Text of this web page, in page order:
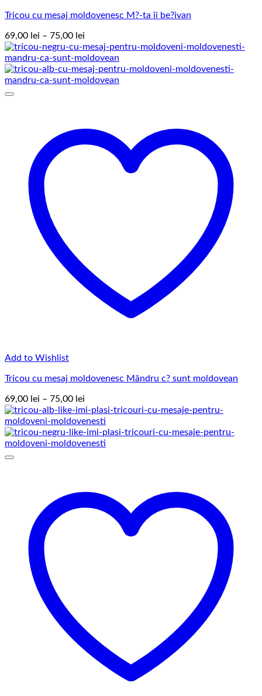
Tricou cu mesaj moldovenesc M?-ta îi be?ivan
69,00 lei – 75,00 lei
de
prețuri:
69,00 lei
până
Add to Wishlist
Tricou cu mesaj moldovenesc Mândru c? sunt moldovean
69,00 lei – 75,00 lei
de
prețuri:
69,00 lei
până